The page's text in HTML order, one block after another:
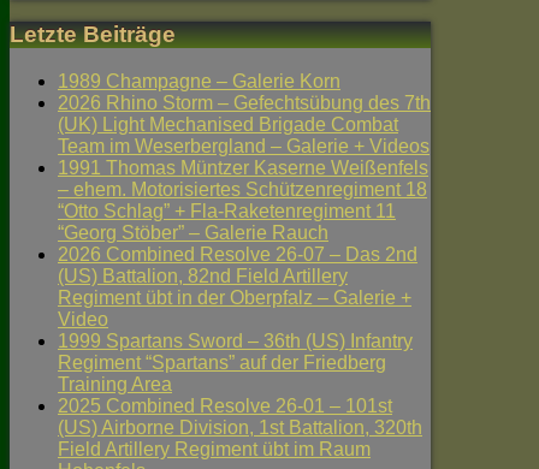
Letzte Beiträge
1989 Champagne – Galerie Korn
2026 Rhino Storm – Gefechtsübung des 7th
(UK) Light Mechanised Brigade Combat
Team im Weserbergland – Galerie + Videos
1991 Thomas Müntzer Kaserne Weißenfels
– ehem. Motorisiertes Schützenregiment 18
“Otto Schlag” + Fla-Raketenregiment 11
“Georg Stöber” – Galerie Rauch
2026 Combined Resolve 26-07 – Das 2nd
(US) Battalion, 82nd Field Artillery
Regiment übt in der Oberpfalz – Galerie +
Video
1999 Spartans Sword – 36th (US) Infantry
Regiment “Spartans” auf der Friedberg
Training Area
2025 Combined Resolve 26-01 – 101st
(US) Airborne Division, 1st Battalion, 320th
Field Artillery Regiment übt im Raum